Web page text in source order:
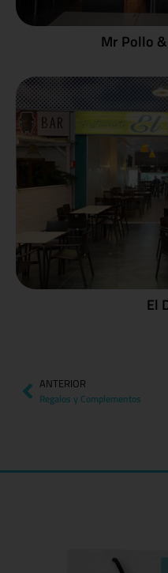
Mr Pollo
El
ANTERIOR
Regalos y Complementos